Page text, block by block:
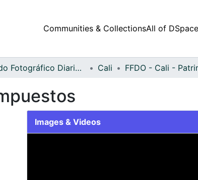
Communities & CollectionsAll of DSpace
Fondo Fotográfico Diario Occidente Cali FFDO - Cali -
Images & Videos